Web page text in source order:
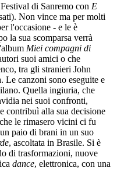
di Sanremo con E
Non vince ma per molti
l'occasione - e le è
la sua scomparsa verrà
Miei compagni di
suoi amici o che
tra gli stranieri John
canzoni sono eseguite e
Quella ingiuria, che
nei suoi confronti,
contribuì alla sua decisione
le rimasero vicini ci fu
paio di brani in un suo
, ascoltata in Brasile. Si è
di trasformazioni, nuove
dance, elettronica, con una